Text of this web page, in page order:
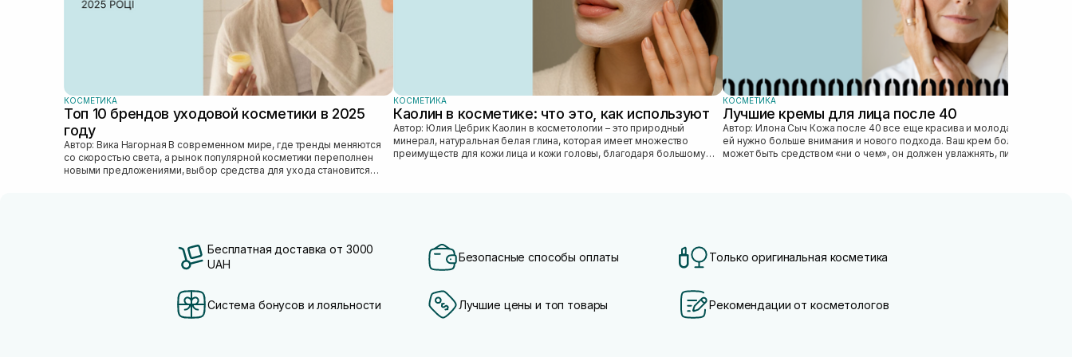
КОСМЕТИКА
Топ 10 брендов уходовой косметики в 2025
году
Автор: Вика Нагорная В современном мире, где тренды меняются
со скоростью света, а рынок популярной косметики переполнен
новыми предложениями, выбор средства для ухода становится
КОСМЕТИКА
Каолин в косметике: что это, как используют
Автор: Юлия Цебрик Каолин в косметологии – это природный
минерал, натуральная белая глина, которая имеет множество
преимуществ для кожи лица и кожи головы, благодаря большому
КОСМЕТИКА
Лучшие кремы для лица после 40
Автор: Илона Сыч Кожа после 40 все еще красива и молода, просто
ей нужно больше внимания и нового подхода. Ваш крем больше не
может быть средством «ни о чем», он должен увлажнять, питать,
Бесплатная доставка от 3000
UAH
Безопасные способы оплаты Только оригинальная косметика
Система бонусов и лояльности Лучшие цены и топ товары Рекомендации от косметологов